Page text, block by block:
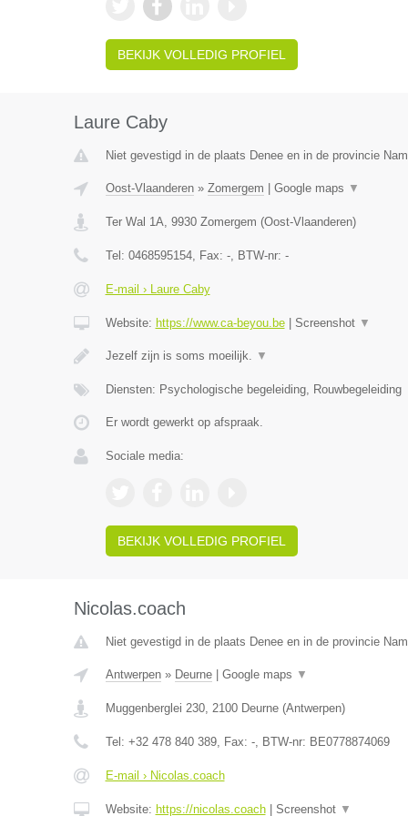
BEKIJK VOLLEDIG PROFIEL
Laure Caby
Niet gevestigd in de plaats Denee en in de provincie
Oost-Vlaanderen» Zomergem Google maps ▼
Ter Wal 1A, 9930 Zomergem (Oost-Vlaanderen)
Tel: 0468595154, Fax: -, BTW-nr: -
E-mail › Laure Caby
Website: https://www.ca-beyou.be| Screenshot ▼
Jezelf zijn is soms moeilijk. ▼
Diensten: Psychologische begeleiding, Rouwbegeleiding
Er wordt gewerkt op afspraak.
Sociale media:
BEKIJK VOLLEDIG PROFIEL
Nicolas.coach
Niet gevestigd in de plaats Denee en in de provincie
Antwerpen» Deurne| Google maps ▼
Muggenberglei 230, 2100 Deurne(Antwerpen)
Tel: +32 478 840 389, Fax: -, BTW-nr: BE0778874069
E-mail › Nicolas.coach
Website: https://nicolas.coach| Screenshot ▼